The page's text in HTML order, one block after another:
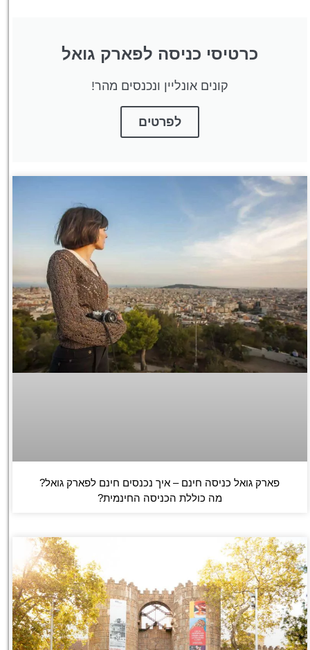
כרטיסי כניסה לפארק גואל
קונים אונליין ונכנסים מהר!
לפרטים
פארק גואל כניסה חינם – איך נכנסים חינם לפארק גואל?
מה כוללת הכניסה החינמית?